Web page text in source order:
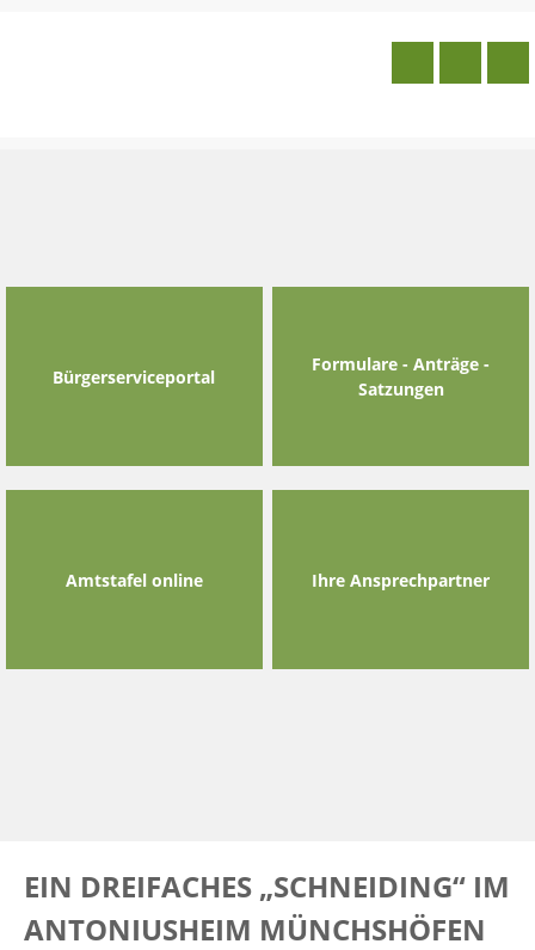
Bürgerserviceportal
Formulare - Anträge -
Satzungen
Amtstafel online Ihre Ansprechpartner
EIN DREIFACHES „SCHNEIDING“ IM
ANTONIUSHEIM MÜNCHSHÖFEN